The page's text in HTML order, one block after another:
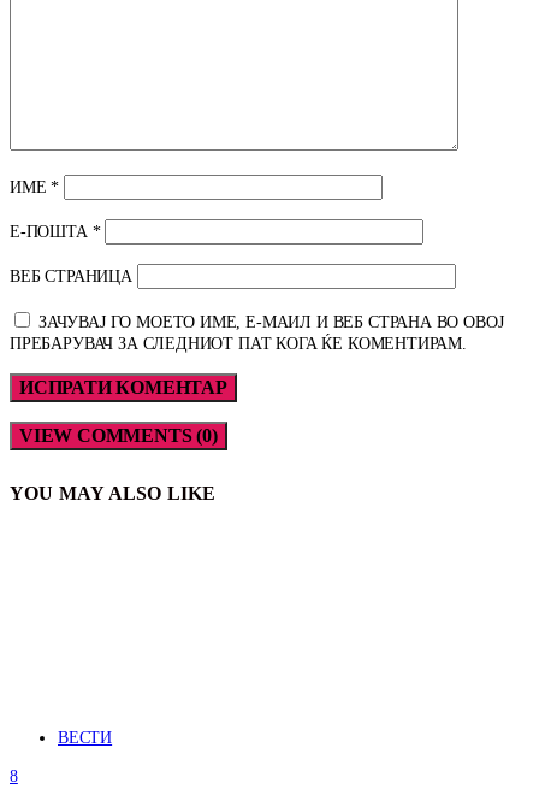
ИМЕ*
Е-ПОШТА *
ВЕБ СТРАНИЦА
ЗАЧУВАЈ ГО МОЕТО ИМЕ, Е-МАИЛ И ВЕБ СТРАНА ВО ОВОЈ
ПРЕБАРУВАЧ ЗА СЛЕДНИОТ ПАТ КОГА ЌЕ КОМЕНТИРАМ.
VIEW COMMENTS (0)
YOU MAY ALSO LIKE
ВЕСТИ
8